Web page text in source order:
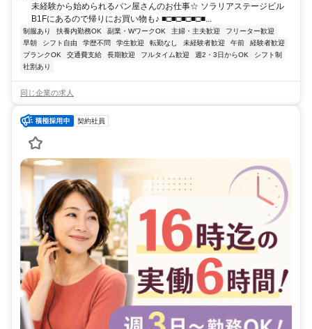
未経験から始められるパン屋さんのお仕事☆ ソラリアステージビル
B1Fにあるので帰りにお買い物も♪ ■□■□■□■□■...
制服あり 扶養内勤務OK 副業・WワークOK 主婦・主夫歓迎
フリーター歓迎
早朝
シフト自由 学歴不問 学生歓迎 転勤なし 未経験者歓迎 午前
経験者歓迎
ブランクOK
交通費支給 長期歓迎 フルタイム歓迎 週2・3日からOK
シフト制
社割あり
同じ企業の求人
契約社員